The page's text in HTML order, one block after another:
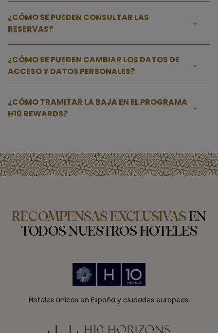
¿CÓMO SE PUEDEN CONSULTAR LAS
RESERVAS?
¿CÓMO SE PUEDEN CAMBIAR LOS DATOS DE
ACCESO Y DATOS PERSONALES?
¿CÓMO TRAMITAR LA BAJA EN EL PROGRAMA
H10 REWARDS?
RECOMPENSAS EXCLUSIVAS EN
TODOS NUESTROS HOTELES
Hoteles únicos en España y ciudades europeas.